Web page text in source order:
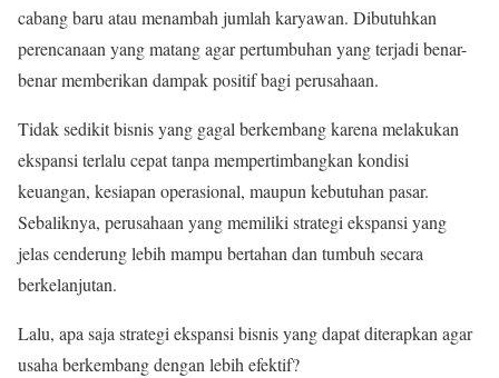
cabang baru atau menambah jumlah karyawan. Dibutuhkan
perencanaan yang matang agar pertumbuhan yang terjadi benar-
benar memberikan dampak positif bagi perusahaan.
Tidak sedikit bisnis yang gagal berkembang karena melakukan
ekspansi terlalu cepat tanpa mempertimbangkan kondisi
keuangan, kesiapan operasional, maupun kebutuhan pasar.
Sebaliknya, perusahaan yang memiliki strategi ekspansi yang
jelas cenderung lebih mampu bertahan dan tumbuh secara
berkelanjutan.
Lalu, apa saja strategi ekspansi bisnis yang dapat diterapkan agar
usaha berkembang dengan lebih efektif?